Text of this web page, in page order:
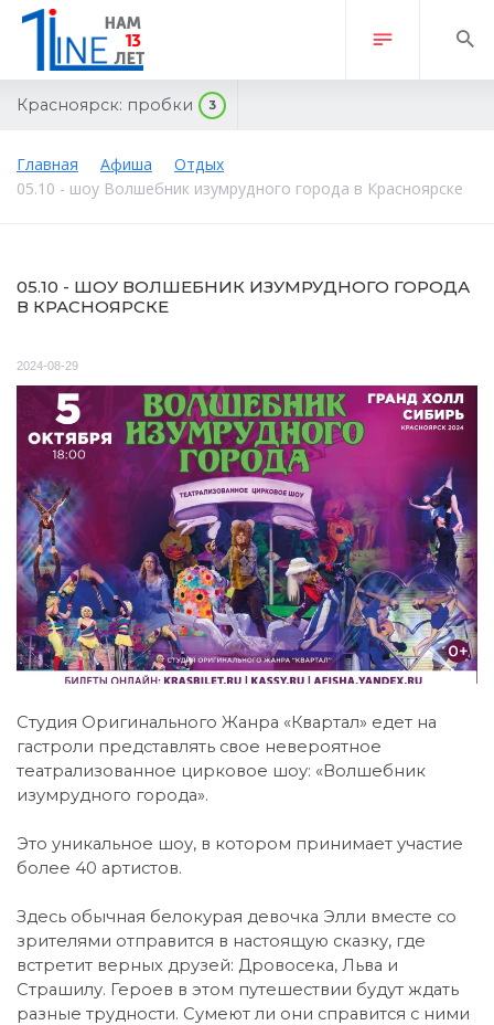
Красноярск: пробки 3
Главная Афиша
Отдых
05.10 - шоу Волшебник изумрудного города в Красноярске
05.10 - ШОУ ВОЛШЕБНИК ИЗУМРУДНОГО ГОРОДА
В КРАСНОЯРСКЕ
2024-08-29
Студия Оригинального Жанра «Квартал» едет на
гастроли представлять свое невероятное
театрализованное цирковое шоу: «Волшебник
изумрудного города».
Это уникальное шоу, в котором принимает участие
более 40 артистов.
Здесь обычная белокурая девочка Элли вместе со
зрителями отправится в настоящую сказку, где
встретит верных друзей: Дровосека, Льва и
Страшилу. Героев в этом путешествии будут ждать
разные трудности. Сумеют ли они справится с ними